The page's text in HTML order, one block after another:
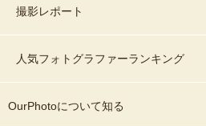
撮影レポート
人気フォトグラファーランキング
OurPhotoについて知る